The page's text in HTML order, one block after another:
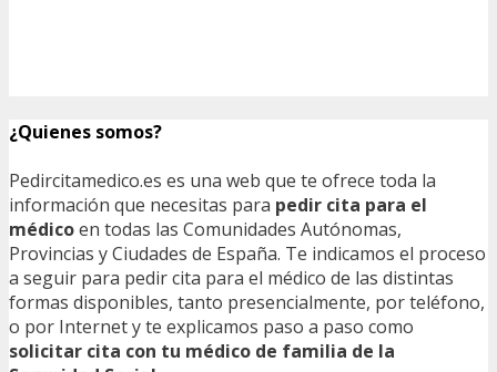
¿Quienes somos?
Pedircitamedico.es es una web que te ofrece toda la
información que necesitas para pedir cita para el
médicoen todas las Comunidades Autónomas,
Provincias y Ciudades de España. Te indicamos el proceso
a seguir para pedir cita para el médico de las distintas
formas disponibles, tanto presencialmente, por teléfono,
o por Internet y te explicamos paso a paso como
solicitar cita con tu médico de familia de la